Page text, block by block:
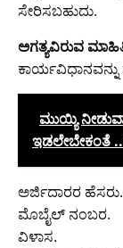
ಸೇರಿಸಬಹುದು.
ಅಗತ್ಯವಿರುವ
ಮುಯ್ಯಿ
ಇಡಲೇಬೇಕಂತೆ
ಅರ್ಜಿದಾರರ ಹೆಸರು.
ಮೊಬೈಲ್ ನಂಬರ.
ವಿಳಾಸ.